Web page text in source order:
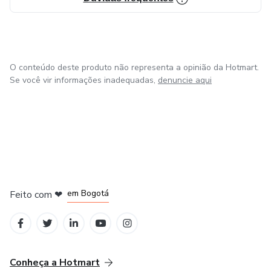
O conteúdo deste produto não representa a opinião da Hotmart.
Se você vir informações inadequadas, denuncie aqui
Feito com ❤ em Bogotá
Conheça a Hotmart